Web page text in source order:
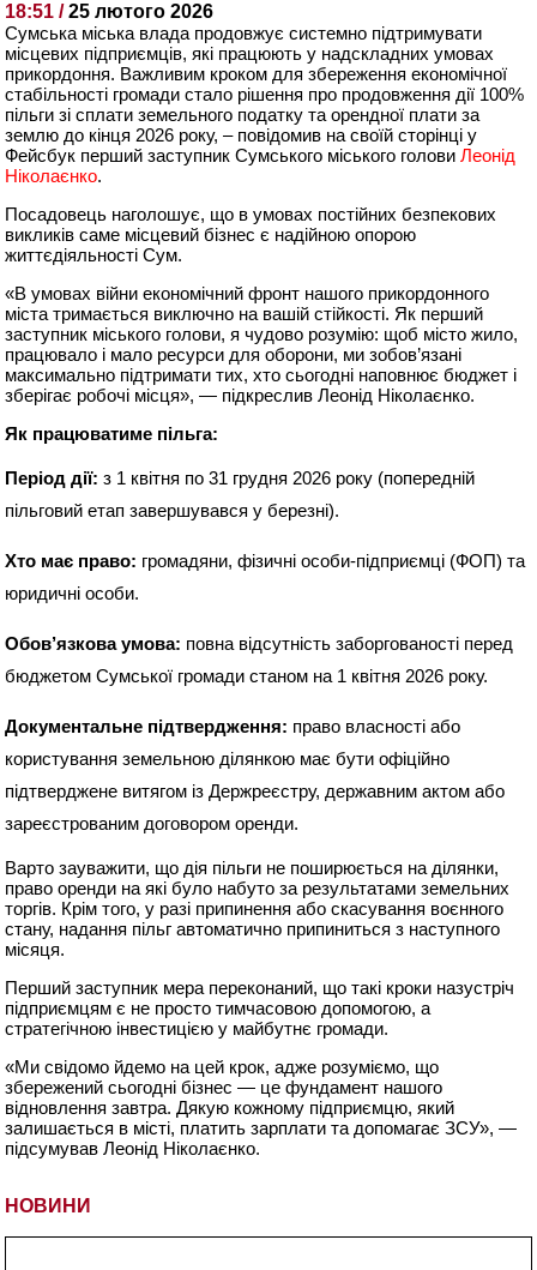
НОВИНИ
18:51 /25 лютого 2026
Сумська міська влада продовжує системно підтримувати
місцевих підприємців, які працюють у надскладних умовах
прикордоння. Важливим кроком для збереження економічної
стабільності громади стало рішення про продовження дії 100%
пільги зі сплати земельного податку та орендної плати за
землю до кінця 2026 року, – повідомив на своїй сторінці у
Фейсбук перший заступник Сумського міського головиЛеонід
Ніколаєнко.
Посадовець наголошує, що в умовах постійних безпекових
викликів саме місцевий бізнес є надійною опорою
життєдіяльності Сум.
«В умовах війни економічний фронт нашого прикордонного
міста тримається виключно на вашій стійкості. Як перший
заступник міського голови, я чудово розумію: щоб місто жило,
працювало і мало ресурси для оборони, ми зобов’язані
максимально підтримати тих, хто сьогодні наповнює бюджет і
зберігає робочі місця», — підкреслив Леонід Ніколаєнко.
Як працюватиме пільга:
Період дії: з 1 квітня по 31 грудня 2026 року (попередній
пільговий етап завершувався у березні).
Хто має право: громадяни, фізичні особи-підприємці (ФОП) та
юридичні особи.
Обов’язкова умова: повна відсутність заборгованості перед
бюджетом Сумської громади станом на 1 квітня 2026 року.
Документальне підтвердження: право власності або
користування земельною ділянкою має бути офіційно
підтверджене витягом із Держреєстру, державним актом або
зареєстрованим договором оренди.
Варто зауважити, що дія пільги не поширюється на ділянки,
право оренди на які було набуто за результатами земельних
торгів. Крім того, у разі припинення або скасування воєнного
стану, надання пільг автоматично припиниться з наступного
місяця.
Перший заступник мера переконаний, що такі кроки назустріч
підприємцям є не просто тимчасовою допомогою, а
стратегічною інвестицією у майбутнє громади.
«Ми свідомо йдемо на цей крок, адже розуміємо, що
збережений сьогодні бізнес — це фундамент нашого
відновлення завтра. Дякую кожному підприємцю, який
залишається в місті, платить зарплати та допомагає ЗСУ», —
підсумував Леонід Ніколаєнко.